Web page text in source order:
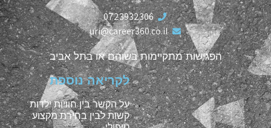
0723932306
uri@career360.co.il
הפגישות מתקיימות בשוהם או בתל אביב
לקריאה נוספת
על הקשר בין חוויות ילדות
קשות לבין בחירת מקצוע